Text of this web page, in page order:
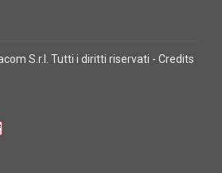
S.r.l. Tutti i diritti riservati - Credits